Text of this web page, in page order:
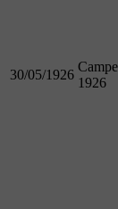
30/05/1926
1926